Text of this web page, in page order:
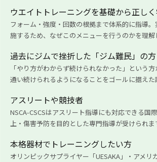
ウエイトトレーニングを基礎から正し
フォーム・強度・回数の根拠まで体系的に指導
施するため、なぜこのメニューを行うのかを理解
過去にジムで挫折した「ジム難民」の方
「やり方がわからず続けられなかった」という
通い続けられるようになることをゴールに据えた
アスリートや競技者
NSCA-CSCSはアスリート指導にも対応できる国
上・傷害予防を目的とした専門指導が受けられま
本格器材でトレーニングしたい方
オリンピックサプライヤー「UESAKA」・アメリ